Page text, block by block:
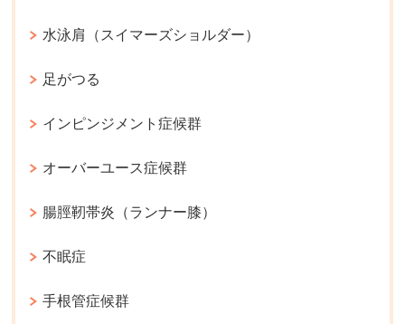
水泳肩（スイマーズショルダー）
足がつる
インピンジメント症候群
オーバーユース症候群
腸脛靭帯炎（ランナー膝）
不眠症
手根管症候群